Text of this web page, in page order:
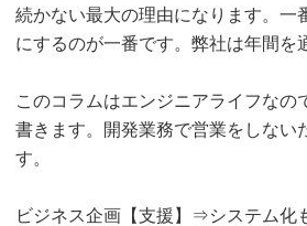
続かない最大の理由になります。一
にするのが一番です。弊社は年間を
このコラムはエンジニアライフな
書きます。開発業務で営業をしない
す。
ビジネス企画【支援】⇒システム